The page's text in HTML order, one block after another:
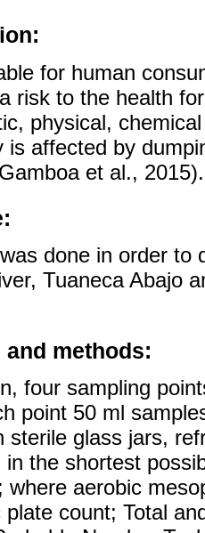
for human
risk to the health
physical,
is affected by
et al., 2015).
done in order to
Tuaneca Abajo
and methods:
four sampling
point 50 ml
sterile glass jars,
in the shortest
where aerobic
plate count; Total